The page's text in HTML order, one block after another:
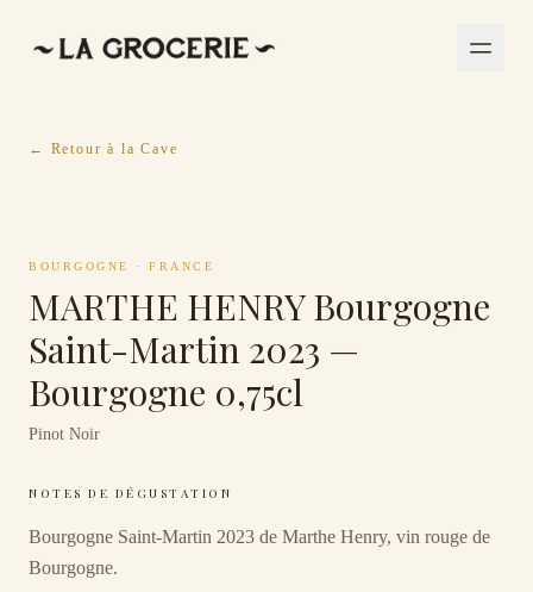
← Retour à la Cave
BOURGOGNE · FRANCE
MARTHE HENRY Bourgogne
Saint-Martin 2023 —
Bourgogne 0,75cl
Pinot Noir
NOTES DE DÉGUSTATION
Bourgogne Saint-Martin 2023 de Marthe Henry, vin rouge de
Bourgogne.